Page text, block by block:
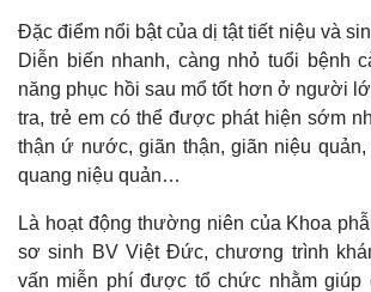
Đặc điểm nổi bật của dị tật tiết niệu và
Diễn biến nhanh, càng nhỏ tuổi bệnh
năng phục hồi sau mổ tốt hơn ở người
tra, trẻ em có thể được phát hiện sớm
thận ứ nước, giãn thận, giãn niệu
quang niệu quản…
Là hoạt động thường niên của Khoa
sơ sinh BV Việt Đức, chương trình
vấn miễn phí được tổ chức nhằm giúp